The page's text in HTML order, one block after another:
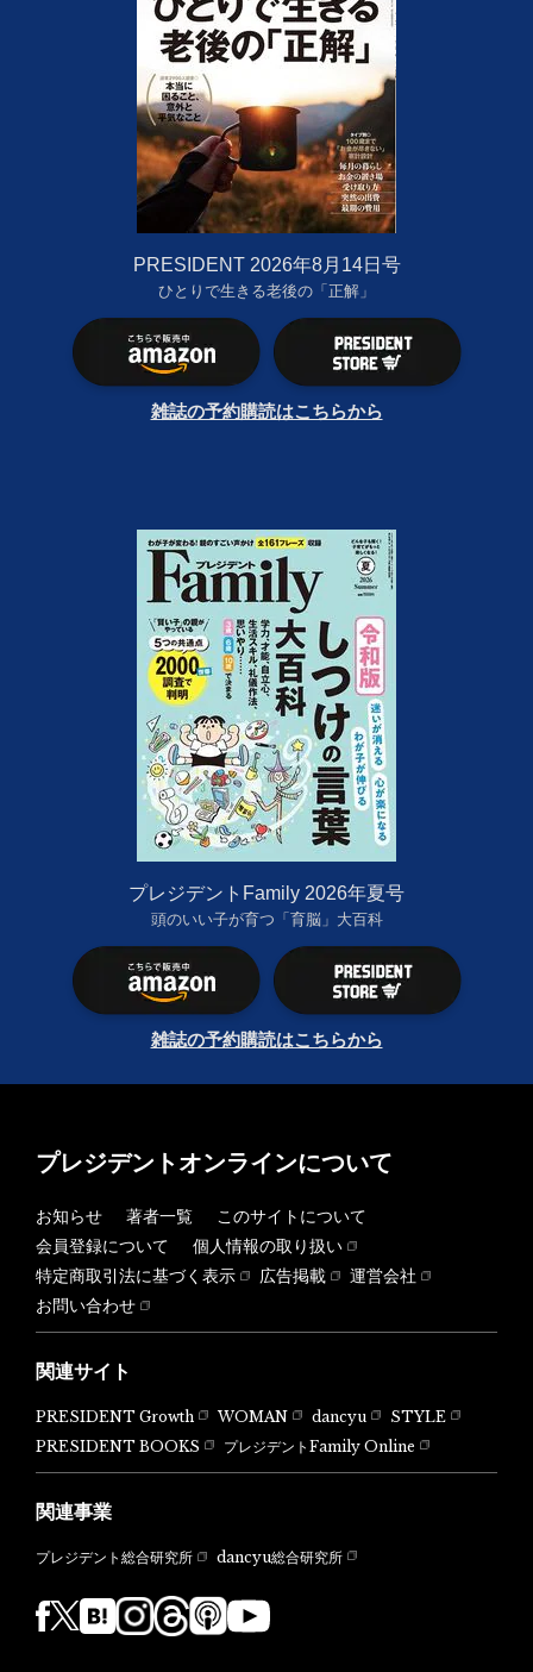
PRESIDENT 2026年8月14日号
ひとりで生きる老後の「正解」
雑誌の予約購読はこちらから
プレジデントFamily 2026年夏号
頭のいい子が育つ「育脳」大百科
雑誌の予約購読はこちらから
プレジデントオンラインについて
お知らせ 著者一覧
このサイトについて
会員登録について
個人情報の取り扱い
特定商取引法に基づく表示
広告掲載
運営会社
お問い合わせ
関連サイト
PRESIDENT Growth WOMAN dancyu
STYLE
PRESIDENT BOOKS
プレジデントFamily Online
関連事業
プレジデント総合研究所 dancyu総合研究所